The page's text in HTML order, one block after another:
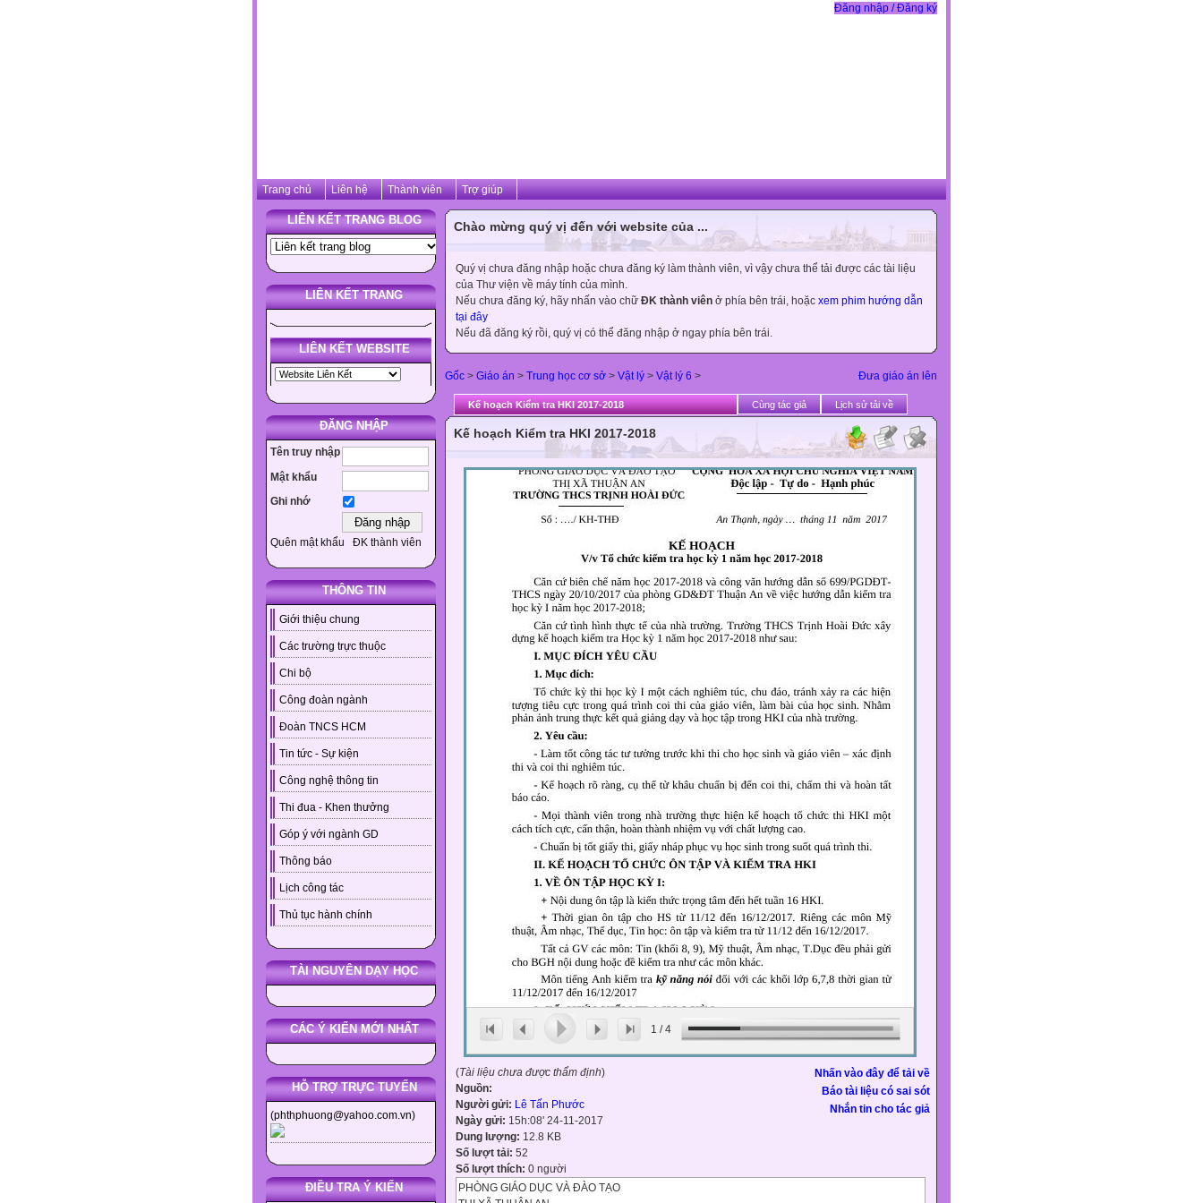
Đăng nhập / Đăng ký
Trang chủ Liên hệ Thành viên Trợ giúp
LIÊN KẾT TRANG BLOG
LIÊN KẾT TRANG
LIÊN KẾT WEBSITE
ĐĂNG NHẬP
Tên truy nhập
Mật khẩu
Ghi nhớ
Quên mật khẩu ĐK thành viên
THÔNG TIN
Giới thiệu chung
Các trường trực thuộc
Chi bộ
Công đoàn ngành
Đoàn TNCS HCM
Tin tức - Sự kiện
Công nghệ thông tin
Thi đua - Khen thưởng
Góp ý với ngành GD
Thông báo
Lịch công tác
Thủ tục hành chính
TÀI NGUYÊN DẠY HỌC
CÁC Ý KIẾN MỚI NHẤT
HỖ TRỢ TRỰC TUYẾN
(phthphuong@yahoo.com.vn)
ĐIỀU TRA Ý KIẾN
Chào mừng quý vị đến với website của ...
Quý vị chưa đăng nhập hoặc chưa đăng ký làm thành viên, vì vậy chưa thể tải được các tài liệu
của Thư viện về máy tính của mình.
Nếu chưa đăng ký, hãy nhấn vào chữ ĐK thành viên ở phía bên trái, hoặc xem phim hướng dẫn
tại đây
Nếu đã đăng ký rồi, quý vị có thể đăng nhập ở ngay phía bên trái.
Đưa giáo án lên
Gốc > Giáo án > Trung học cơ sở > Vật lý > Vật lý 6 >
Kế hoạch Kiểm tra HKI 2017-2018 Cùng tác giả Lịch sử tải về
Kế hoạch Kiểm tra HKI 2017-2018
1 /4
Nhấn vào đây để tải về
Báo tài liệu có sai sót
Nhắn tin cho tác giả
(Tài liệu chưa được thẩm định)
Nguồn:
Người gửi: Lê Tấn Phước
Ngày gửi: 15h:08' 24-11-2017
Dung lượng: 12.8 KB
Số lượt tải: 52
Số lượt thích: 0 người
PHÒNG GIÁO DỤC VÀ ĐÀO TẠO